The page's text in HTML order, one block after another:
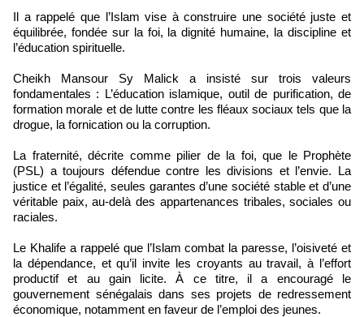
Il a rappelé que l’Islam vise à construire une société juste et
équilibrée, fondée sur la foi, la dignité humaine, la discipline et
l’éducation spirituelle.
Cheikh Mansour Sy Malick a insisté sur trois valeurs
fondamentales : L’éducation islamique, outil de purification, de
formation morale et de lutte contre les fléaux sociaux tels que la
drogue, la fornication ou la corruption.
La fraternité, décrite comme pilier de la foi, que le Prophète
(PSL) a toujours défendue contre les divisions et l’envie. La
justice et l’égalité, seules garantes d’une société stable et d’une
véritable paix, au-delà des appartenances tribales, sociales ou
raciales.
Le Khalife a rappelé que l’Islam combat la paresse, l’oisiveté et
la dépendance, et qu’il invite les croyants au travail, à l’effort
productif et au gain licite. À ce titre, il a encouragé le
gouvernement sénégalais dans ses projets de redressement
économique, notamment en faveur de l’emploi des jeunes.